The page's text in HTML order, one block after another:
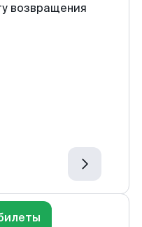
возвращения